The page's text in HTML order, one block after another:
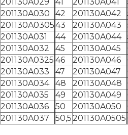
201130A030
201130A0305
201130A031
201130A032
201130A0325
201130A033
201130A034
201130A035
201130A036
201130A037
42
201130A042
43
201130A043
44
201130A044
45
201130A045
46
201130A046
47
201130A047
48
201130A048
49
201130A049
50
201130A050
50,5201130A0505